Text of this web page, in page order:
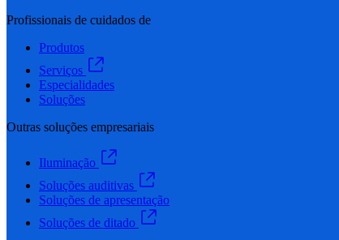
Profissionais de cuidados de
Produtos
Serviços
Especialidades
Soluções
Outras soluções empresariais
Iluminação
Soluções auditivas
Soluções de apresentação
Soluções de ditado